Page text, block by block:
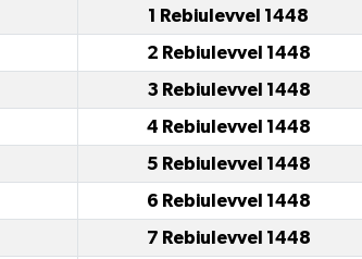
1 Rebiulevvel 1448
2 Rebiulevvel 1448
3 Rebiulevvel 1448
4 Rebiulevvel 1448
5 Rebiulevvel 1448
6 Rebiulevvel 1448
7 Rebiulevvel 1448